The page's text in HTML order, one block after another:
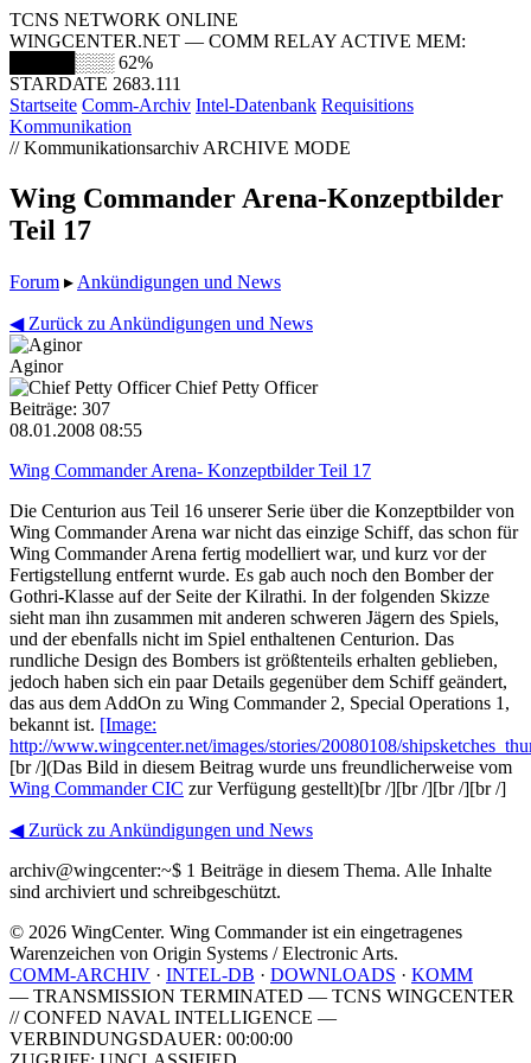
TCNS NETWORK ONLINE
WINGCENTER.NET — COMM RELAY ACTIVE MEM:
█████░░░ 62%
STARDATE 2683.111
Startseite Comm-Archiv Intel-Datenbank Requisitions
Kommunikation
// Kommunikationsarchiv ARCHIVE MODE
Wing Commander Arena-Konzeptbilder
Teil 17
Forum ▸ Ankündigungen und News
◀ Zurück zu Ankündigungen und News
Aginor
Chief Petty Officer
Beiträge: 307
08.01.2008 08:55
Wing Commander Arena- Konzeptbilder Teil 17
Die Centurion aus Teil 16 unserer Serie über die Konzeptbilder von
Wing Commander Arena war nicht das einzige Schiff, das schon für
Wing Commander Arena fertig modelliert war, und kurz vor der
Fertigstellung entfernt wurde. Es gab auch noch den Bomber der
Gothri-Klasse auf der Seite der Kilrathi. In der folgenden Skizze
sieht man ihn zusammen mit anderen schweren Jägern des Spiels,
und der ebenfalls nicht im Spiel enthaltenen Centurion. Das
rundliche Design des Bombers ist größtenteils erhalten geblieben,
jedoch haben sich ein paar Details gegenüber dem Schiff geändert,
das aus dem AddOn zu Wing Commander 2, Special Operations 1,
bekannt ist. [Image:
http://www.wingcenter.net/images/stories/20080108/
[br /](Das Bild in diesem Beitrag wurde uns freundlicherweise vom
Wing Commander CIC zur Verfügung gestellt)[br /][br /][br /][br /]
◀ Zurück zu Ankündigungen und News
archiv@wingcenter:~$ 1 Beiträge in diesem Thema. Alle Inhalte
sind archiviert und schreibgeschützt.
© 2026 WingCenter. Wing Commander ist ein eingetragenes
Warenzeichen von Origin Systems / Electronic Arts.
COMM-ARCHIV · INTEL-DB · DOWNLOADS · KOMM
— TRANSMISSION TERMINATED — TCNS WINGCENTER
// CONFED NAVAL INTELLIGENCE —
VERBINDUNGSDAUER: 00:00:00